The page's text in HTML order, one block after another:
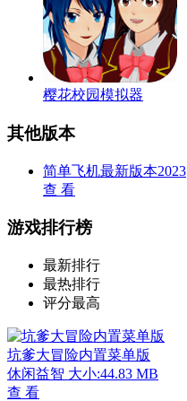
樱花校园模拟器
其他版本
简单飞机最新版本2023
查 看
游戏排行榜
最新排行
最热排行
评分最高
坑爹大冒险内置菜单版
休闲益智 大小:44.83 MB
查 看